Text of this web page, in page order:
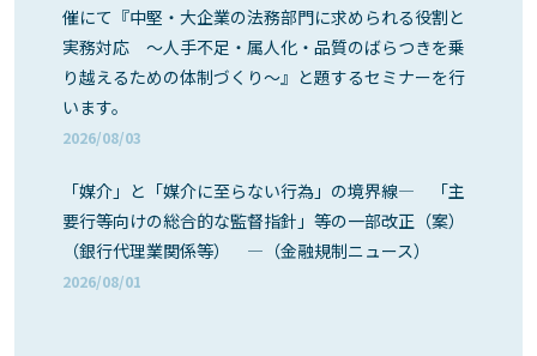
催にて『中堅・大企業の法務部門に求められる役割と
実務対応 ～人手不足・属人化・品質のばらつきを乗
り越えるための体制づくり～』と題するセミナーを行
います。
2026/08/03
「媒介」と「媒介に至らない行為」の境界線― 「主
要行等向けの総合的な監督指針」等の一部改正（案）
（銀行代理業関係等） ―（金融規制ニュース）
2026/08/01